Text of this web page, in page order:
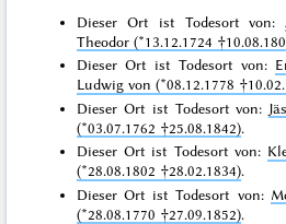
Dieser Ort ist Todesort von:
Theodor (*13.12.1724
Dieser Ort ist Todesort von:
Ludwig von (*08.12.1778
Dieser Ort ist Todesort von:
(*03.07.1762 †25.08.1842).
Dieser Ort ist Todesort von:
(*28.08.1802 †28.02.1834).
Dieser Ort ist Todesort von:
(*28.08.1770 †27.09.1852).